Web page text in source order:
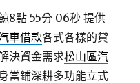
8點 55分 06秒 提供
車借款各式各樣的貸
決資金需求松山區汽
當鋪深耕多功能立式